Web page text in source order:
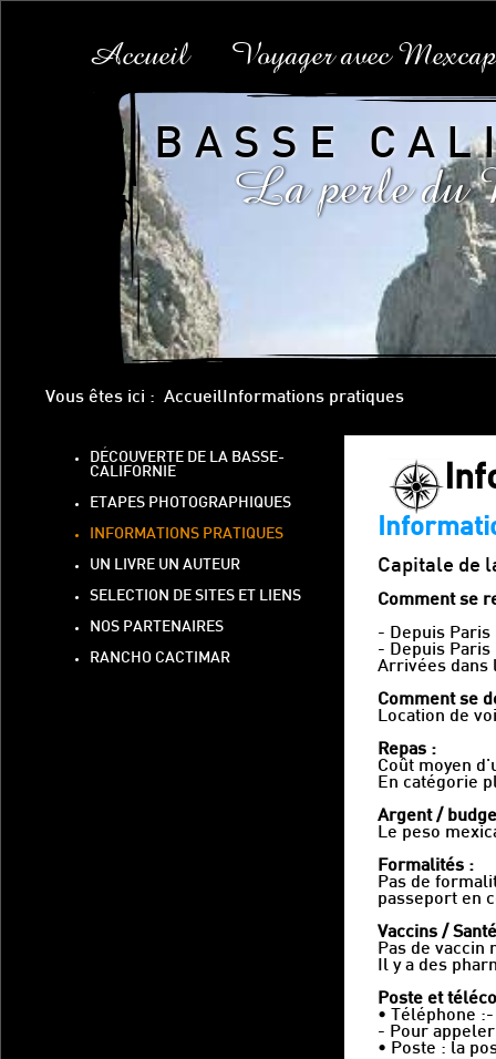
Accueil Voyager avec
BASSE
La perle du
Vous êtes ici : AccueilInformations pratiques
DÉCOUVERTE DE LA BASSE-
CALIFORNIE
ETAPES PHOTOGRAPHIQUES
INFORMATIONS PRATIQUES
UN LIVRE UN AUTEUR
SELECTION DE SITES ET LIENS
NOS PARTENAIRES
RANCHO CACTIMAR
Capitale de
Comment se
- Depuis Paris
- Depuis Paris
Arrivées dans
Comment se
Location de
Repas :
Coût moyen
En catégorie
Argent /
Le peso
Formalités :
Pas de
passeport en
Vaccins /
Pas de
Il y a des
Poste et
• Téléphone
- Pour
• Poste : la